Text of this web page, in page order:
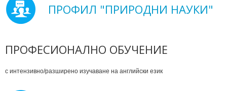
ПРОФИЛ "ПРИРОДНИ НАУКИ"
ПРОФЕСИОНАЛНО ОБУЧЕНИЕ
с интензивно/разширено изучаване на английски език